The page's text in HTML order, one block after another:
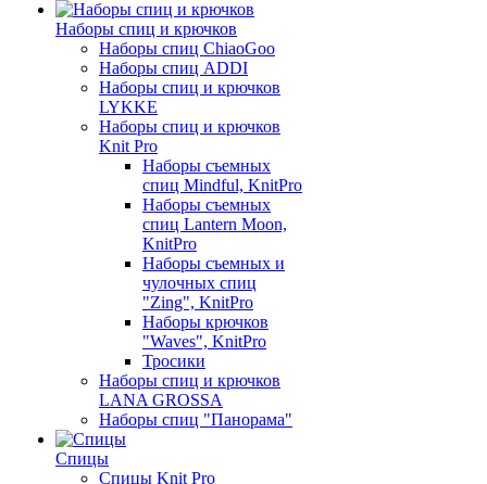
Наборы спиц и крючков
Наборы спиц ChiaoGoo
Наборы спиц ADDI
Наборы спиц и крючков
LYKKE
Наборы спиц и крючков
Knit Pro
Наборы съемных
спиц Mindful, KnitPro
Наборы съемных
спиц Lantern Moon,
KnitPro
Наборы съемных и
чулочных спиц
"Zing", KnitPro
Наборы крючков
"Waves", KnitPro
Тросики
Наборы спиц и крючков
LANA GROSSA
Наборы спиц "Панорама"
Спицы
Спицы Knit Pro